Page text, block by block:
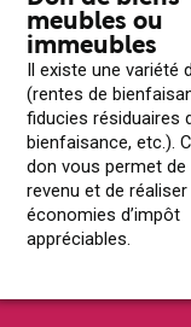
meubles ou
immeubles
Il existe une variété
(rentes de
fiducies résiduaires
bienfaisance, etc.).
don vous permet de
revenu et de réaliser
économies d’impôt
appréciables.